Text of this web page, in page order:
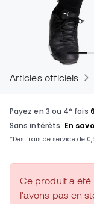
Articles officiels
Ce produit a
l'avons pas en